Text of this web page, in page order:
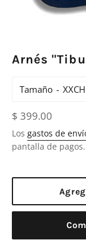
Arnés
Tamaño
Precio
habitual
$ 399.00
Los gastos de
pantalla de pagos.